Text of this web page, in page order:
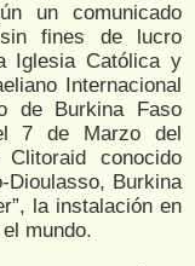
un comunicado
fines de lucro
Iglesia Católica y
Internacional
de Burkina Faso
7 de Marzo del
conocido
Dioulasso, Burkina
la instalación en
mundo.